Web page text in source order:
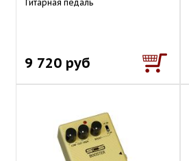
Гитарная педаль
9 720 руб